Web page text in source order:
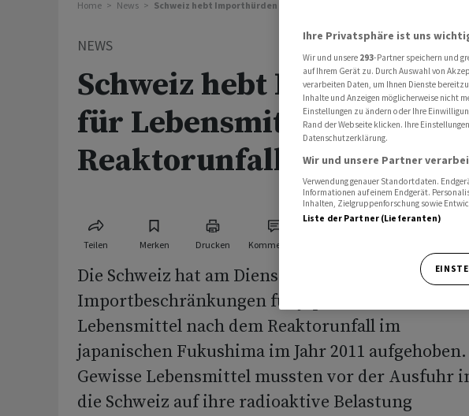
Home News Schweiz hebt Importhürden für Lebensmittel nach Reaktorunfall auf
NEWS
Schweiz hebt
für Lebensmittel nach
Reaktorunfall auf
Teilen Merken Drucken Kommentare
Die Schweiz hat am Dienstag alle
Importbeschränkungen für japanische
Lebensmittel nach dem Reaktorunfall im
japanischen Fukushima im Jahr 2011 aufgehoben.
Gewisse Lebensmittel mussten vor der Ausfuhr
die Schweiz auf ihre radioaktive Belastung
Ihre Privatsphäre ist uns
Wir und unsere 293-Partner speichern und
auf Ihrem Gerät zu. Durch Auswahl von
verarbeiten Daten, um Ihnen Dienste
Inhalte und Anzeigen möglicherweise nicht
Einstellungen zu ändern oder Ihre
Rand der Webseite klicken. Ihre
Datenschutzerklärung.
Wir und unsere Partner
Verwendung genauer Standortdaten.
Informationen auf einem Endgerät.
Inhalten, Zielgruppenforschung sowie
Liste der Partner (Lieferanten)